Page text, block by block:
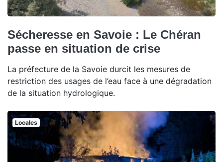
Sécheresse en Savoie : Le Chéran
passe en situation de crise
La préfecture de la Savoie durcit les mesures de
restriction des usages de l’eau face à une dégradation
de la situation hydrologique.
Locales